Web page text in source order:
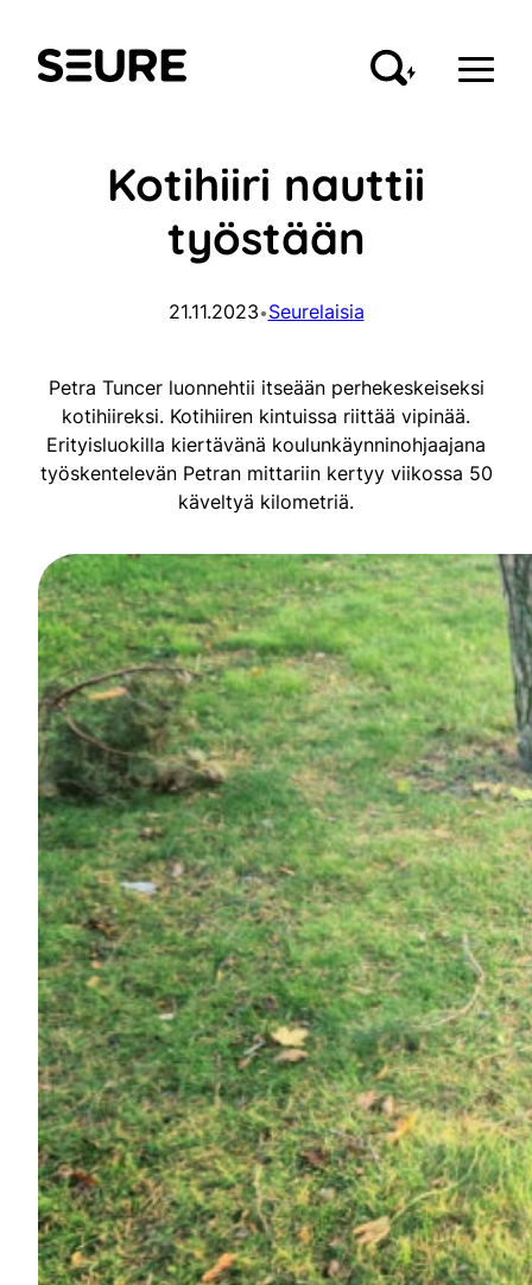
sisältöön
Seure
Kotihiiri nauttii
työstään
21.11.2023•Seurelaisia
Petra Tuncer luonnehtii itseään perhekeskeiseksi
kotihiireksi. Kotihiiren kintuissa riittää vipinää.
Erityisluokilla kiertävänä koulunkäynninohjaajana
työskentelevän Petran mittariin kertyy viikossa 50
käveltyä kilometriä.